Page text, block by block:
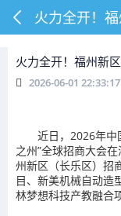
火力全开！福州新
2026-06-01 22:33:17
近日，2026年中
之州”全球招商大会
州新区（长乐区）招
目、新美机械自动造
林梦想科技产教融合